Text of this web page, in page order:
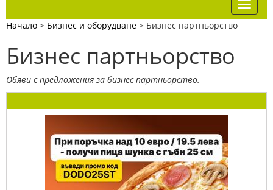
Начало > Бизнес и оборудване > Бизнес партньорство
Бизнес партньорство
Обяви с предложения за бизнес партньорство.